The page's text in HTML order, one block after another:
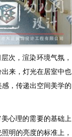
次，渲染环境气氛，
来，灯光在居室中也
，传递出空间美学的
心理的需要的基础上
明的亮度的标准上，